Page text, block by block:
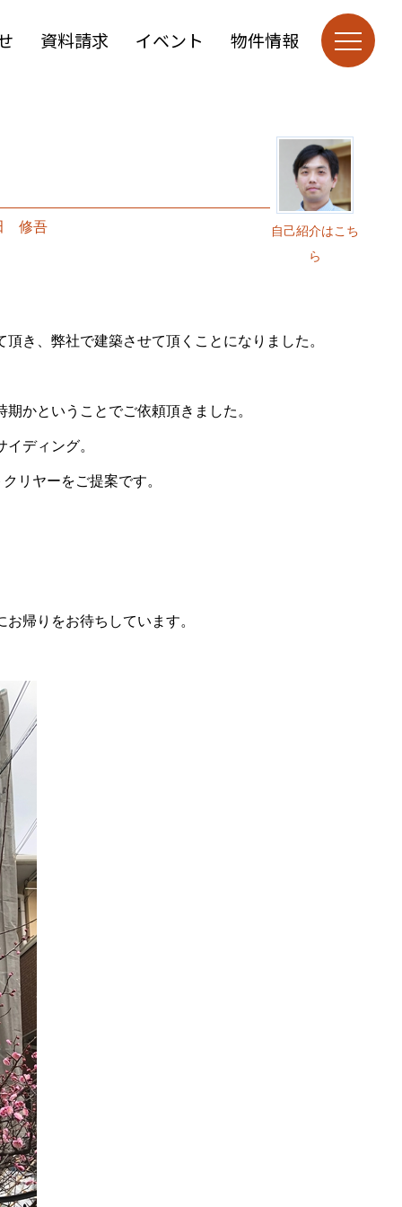
資料請求 イベント 物件情報
自己紹介はこち
ら
修吾
き、弊社で建築させて頂くことになりました。
かということでご依頼頂きました。
ディング。
リヤーをご提案です。
帰りをお待ちしています。